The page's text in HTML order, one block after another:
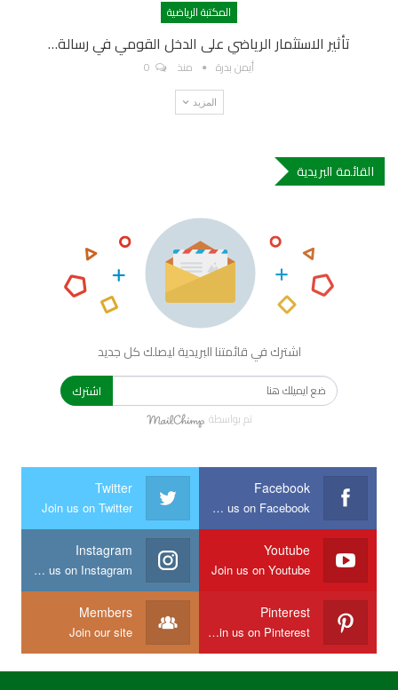
المكتبة الرياضية
تأثير الاستثمار الرياضي على الدخل القومي في رسالة…
أيمن بدرة منذ
المزيد
القائمة البريدية
اشترك في قائمتنا البريدية ليصلك كل جديد
اشترك
تم بواسطة
Facebook
Join us on Facebook
Twitter
Join us on Twitter
Youtube
Join us on Youtube
Instagram
Join us on Instagram
Pinterest
Join us on Pinterest
Members
Join our site